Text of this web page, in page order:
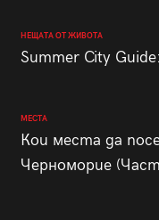
НЕЩАТА ОТ ЖИВОТА
Summer City
МЕСТА
Кои места да
Черноморие